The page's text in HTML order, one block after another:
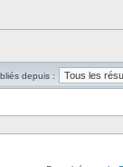
depuis :